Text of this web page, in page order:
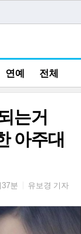
연예 전체
는거
아주대
분 유보경 기자